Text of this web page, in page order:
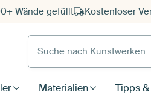
Wände gefüllt Kostenloser
Suche nach Kunstwerken
Materialien Tipps